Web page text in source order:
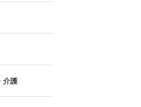
介護